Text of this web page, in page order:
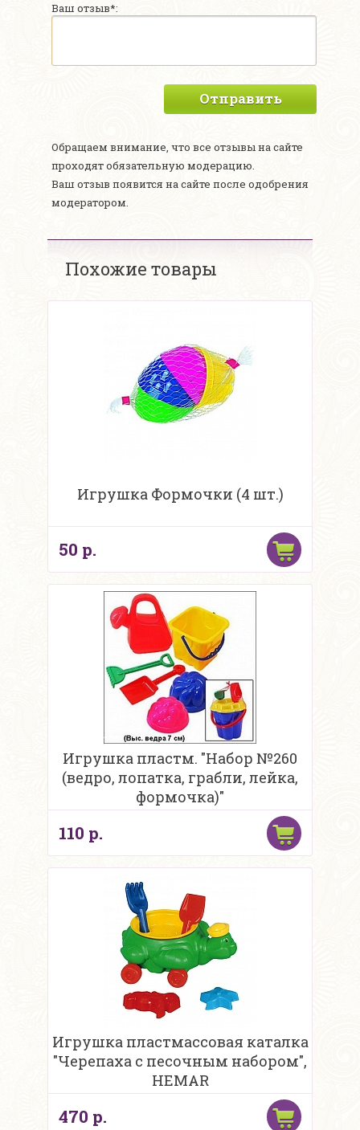
Ваш отзыв*:
Отправить
Обращаем внимание, что все отзывы на сайте
проходят обязательную модерацию.
Ваш отзыв появится на сайте после одобрения
модератором.
Похожие товары
Игрушка Формочки (4 шт.)
50 р.
Игрушка пластм. "Набор №260
(ведро, лопатка, грабли, лейка,
формочка)"
110 р.
Игрушка пластмассовая каталка
"Черепаха с песочным набором",
HEMAR
470 р.